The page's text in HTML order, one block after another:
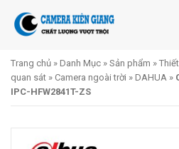
Trang chủ » Danh Mục » Sản phẩm »
quan sát » Camera ngoài trời » DAHUA »
IPC-HFW2841T-ZS